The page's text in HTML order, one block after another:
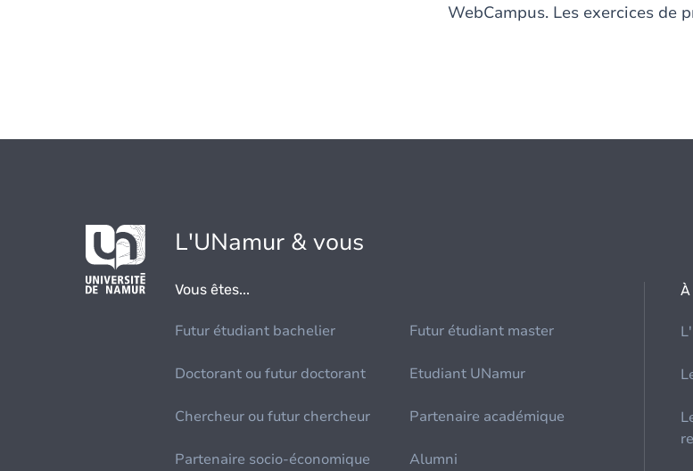
WebCampus. Les exercices de
L'UNamur & vous
Vous êtes...
Futur étudiant bachelier Futur étudiant master
Doctorant ou futur doctorant Etudiant UNamur
Chercheur ou futur chercheur Partenaire académique
Partenaire socio-économique Alumni